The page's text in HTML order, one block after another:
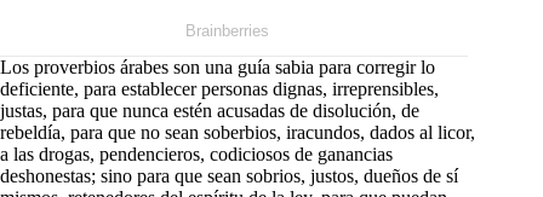
Los proverbios árabes son una guía sabia para corregir lo
deficiente, para establecer personas dignas, irreprensibles,
justas, para que nunca estén acusadas de disolución, de
rebeldía, para que no sean soberbios, iracundos, dados al licor,
a las drogas, pendencieros, codiciosos de ganancias
deshonestas; sino para que sean sobrios, justos, dueños de sí